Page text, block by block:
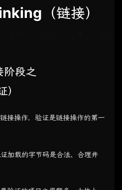
（链接）
阶段之
接操作，验证是链接操作的第一
加载的字节码是合法、合理并